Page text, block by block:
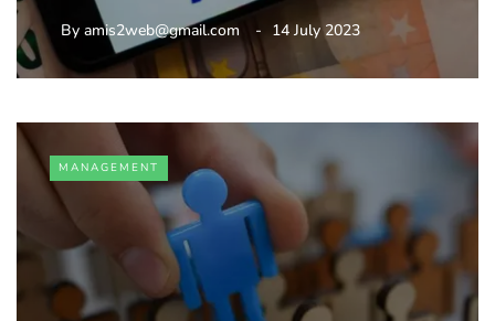
By amis2web@gmail.com 14 July 2023
MANAGEMENT